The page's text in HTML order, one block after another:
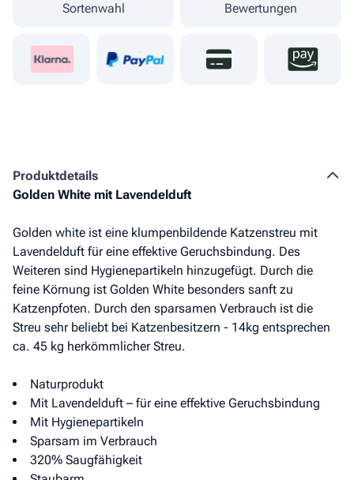
Sortenwahl
Bewertungen
Produkt­details
Golden White mit Lavendelduft
Golden white ist eine klumpenbildende Katzenstreu mit
Lavendelduft für eine effektive Geruchsbindung. Des
Weiteren sind Hygienepartikeln hinzugefügt. Durch die
feine Körnung ist Golden White besonders sanft zu
Katzenpfoten. Durch den sparsamen Verbrauch ist die
Streu sehr beliebt bei Katzenbesitzern - 14kg entsprechen
ca. 45 kg herkömmlicher Streu.
Naturprodukt
Mit Lavendelduft – für eine effektive Geruchsbindung
Mit Hygienepartikeln
Sparsam im Verbrauch
320% Saugfähigkeit